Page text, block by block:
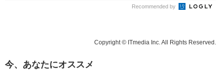
Recommended by
Copyright © ITmedia Inc. All Rights Reserved.
今、あなたにオススメ